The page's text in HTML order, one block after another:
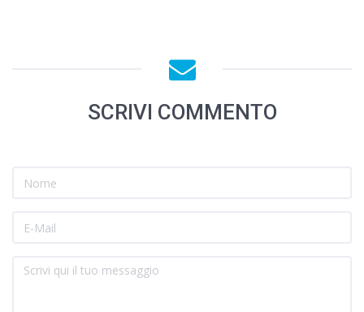
SCRIVI COMMENTO